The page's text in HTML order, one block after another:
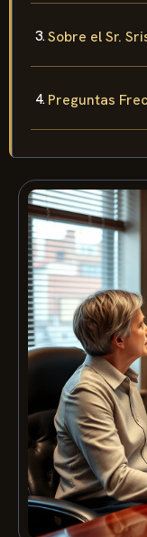
Sobre el Sr.
Preguntas